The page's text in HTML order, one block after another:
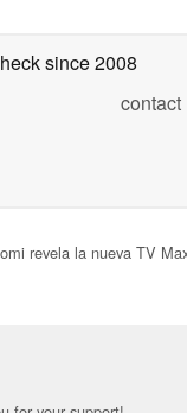
since 2008
contact
revela la nueva TV